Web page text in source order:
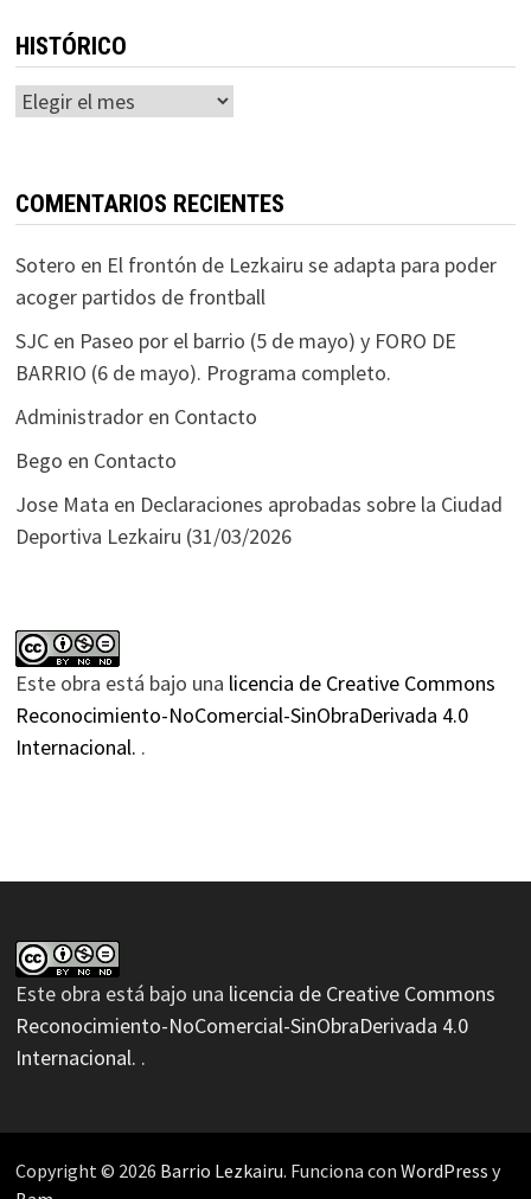
HISTÓRICO
Histórico
COMENTARIOS RECIENTES
Sotero en El frontón de Lezkairu se adapta para poder
acoger partidos de frontball
SJCen Paseo por el barrio (5 de mayo) y FORO DE
BARRIO (6 de mayo). Programa completo.
Administradoren Contacto
Bego en Contacto
Jose Mata en Declaraciones aprobadas sobre la Ciudad
Deportiva Lezkairu (31/03/2026
Este obra está bajo una licencia de Creative Commons
Reconocimiento-NoComercial-SinObraDerivada 4.0
Internacional. .
Este obra está bajo una licencia de Creative Commons
Reconocimiento-NoComercial-SinObraDerivada 4.0
Internacional. .
Copyright © 2026 Barrio Lezkairu. Funciona con WordPress y